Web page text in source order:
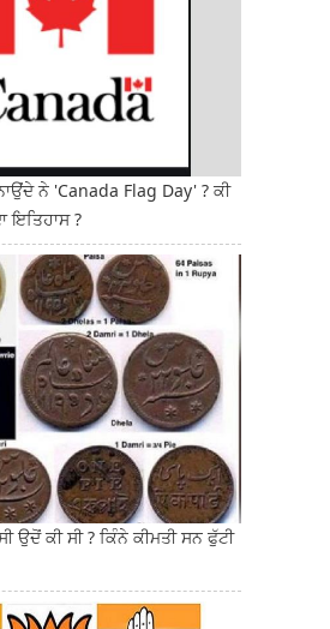
ਨੇ 'Canada Flag Day' ? ਕੀ
ਇਤਿਹਾਸ ?
ਉਦੋਂ ਕੀ ਸੀ ? ਕਿੰਨੇ ਕੀਮਤੀ ਸਨ ਫੁੱਟੀ